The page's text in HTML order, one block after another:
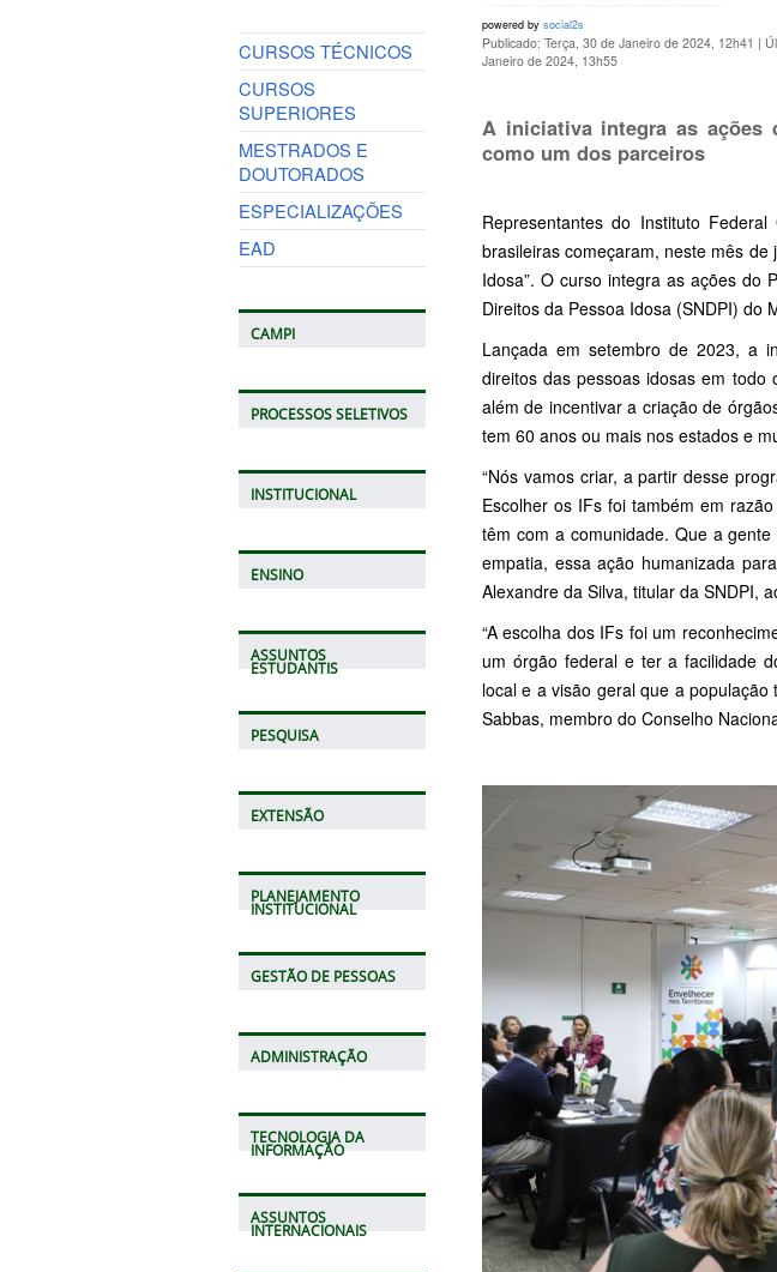
CURSOS TÉCNICOS
CURSOS
SUPERIORES
MESTRADOS E
DOUTORADOS
ESPECIALIZAÇÕES
EAD
CAMPI
PROCESSOS SELETIVOS
INSTITUCIONAL
ENSINO
ASSUNTOS
ESTUDANTIS
PESQUISA
EXTENSÃO
PLANEJAMENTO
INSTITUCIONAL
GESTÃO DE PESSOAS
ADMINISTRAÇÃO
TECNOLOGIA DA
INFORMAÇÃO
ASSUNTOS
INTERNACIONAIS
powered by social2s
Publicado: Terça, 30 de Janeiro de 2024, 12h41 |
Janeiro de 2024, 13h55
A iniciativa integra as ações
como um dos parceiros
Representantes do Instituto
brasileiras começaram, neste mês
Idosa”. O curso integra as ações do
Direitos da Pessoa Idosa (SNDPI) do
Lançada em setembro de 2023, a
direitos das pessoas idosas em
além de incentivar a criação de
tem 60 anos ou mais nos estados e
“Nós vamos criar, a partir desse
Escolher os IFs foi também em
têm com a comunidade. Que a
empatia, essa ação humanizada
Alexandre da Silva, titular da SNDPI,
“A escolha dos IFs foi um
um órgão federal e ter a facilidade
local e a visão geral que a
Sabbas, membro do Conselho